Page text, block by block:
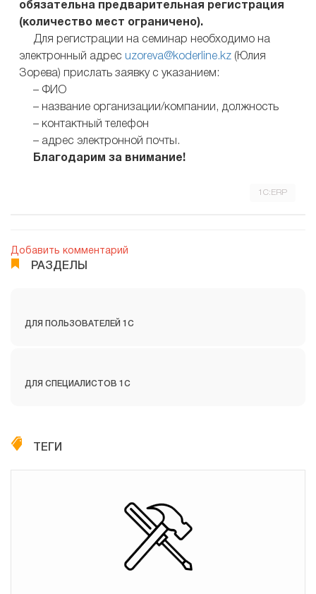
обязательна предварительная регистрация
(количество мест ограничено).
Для регистрации на семинар необходимо на
электронный адрес uzoreva@koderline.kz (Юлия
Зорева) прислать заявку с указанием:
– ФИО
– название организации/компании, должность
– контактный телефон
– адрес электронной почты.
Благодарим за внимание!
1C:ERP
Добавить комментарий
РАЗДЕЛЫ
ДЛЯ ПОЛЬЗОВАТЕЛЕЙ 1С
ДЛЯ СПЕЦИАЛИСТОВ 1С
ТЕГИ